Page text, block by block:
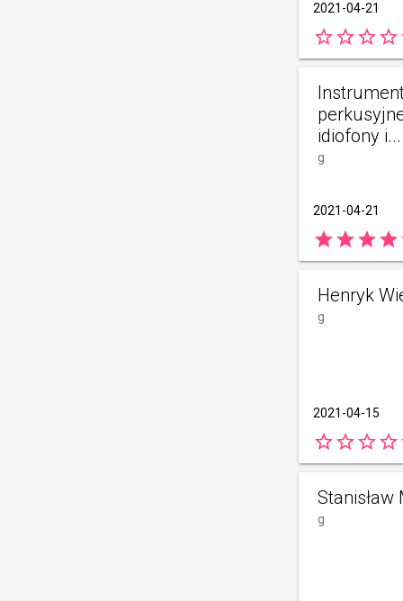
2021-04-21
star_borderstar_borderstar_borderstar_border
idiofony i...
g
2021-04-21
starstarstarstar
Henryk
g
2021-04-15
star_borderstar_borderstar_borderstar_border
g